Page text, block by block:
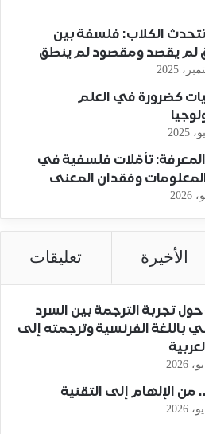
الكلاب: فلسفة بين
لم يقصد ومقصود لم ينطق
كضرورة في العلم
المعرفة: تأمّلات فلسفية في
وفقدان المعنى
الأخيرة تعليقات
تجربة الترجمة بين السرد
باللغة الفرنسية وترجمته إلى
من الإلهام إلى التقنية